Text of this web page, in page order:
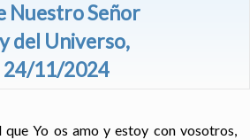
Nuestro Señor
del Universo,
11/2024
que Yo os amo y estoy con vosotros,